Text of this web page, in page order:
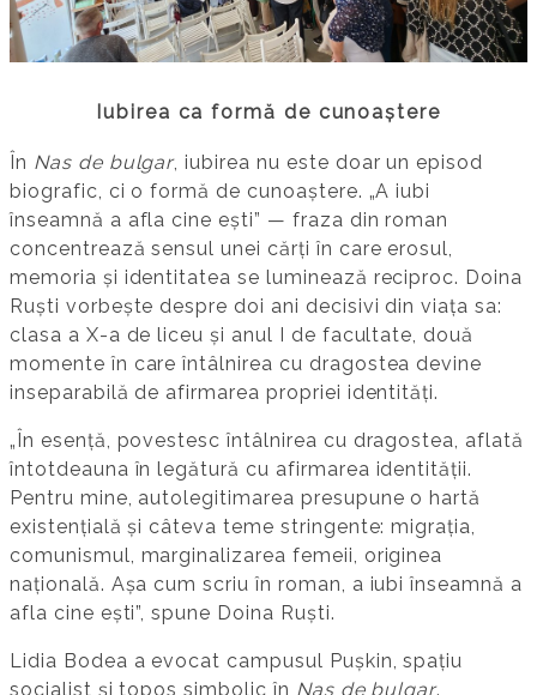
Iubirea ca formă de cunoaștere
În Nas de bulgar, iubirea nu este doar un episod
biografic, ci o formă de cunoaștere. „A iubi
înseamnă a afla cine ești” — fraza din roman
concentrează sensul unei cărți în care erosul,
memoria și identitatea se luminează reciproc. Doina
Ruști vorbește despre doi ani decisivi din viața sa:
clasa a X-a de liceu și anul I de facultate, două
momente în care întâlnirea cu dragostea devine
inseparabilă de afirmarea propriei identități.
„În esență, povestesc întâlnirea cu dragostea, aflată
întotdeauna în legătură cu afirmarea identității.
Pentru mine, autolegitimarea presupune o hartă
existențială și câteva teme stringente: migrația,
comunismul, marginalizarea femeii, originea
națională. Așa cum scriu în roman, a iubi înseamnă a
afla cine ești”, spune Doina Ruști.
Lidia Bodea a evocat campusul Pușkin, spațiu
socialist și topos simbolic în Nas de bulgar.